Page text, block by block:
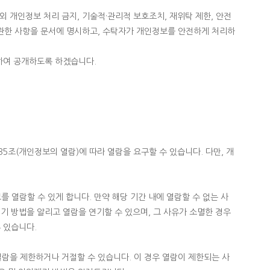
개인정보 처리 금지, 기술적·관리적 보호조치, 재위탁 제한, 안전
사항을 문서에 명시하고, 수탁자가 개인정보를 안전하게 처리하
공개하도록 하겠습니다.
조(개인정보의 열람)에 따라 열람을 요구할 수 있습니다. 다만, 개
열람할 수 있게 합니다. 만약 해당 기간 내에 열람할 수 없는 사
방법을 알리고 열람을 연기할 수 있으며, 그 사유가 소멸한 경우
습니다.
을 제한하거나 거절할 수 있습니다. 이 경우 열람이 제한되는 사